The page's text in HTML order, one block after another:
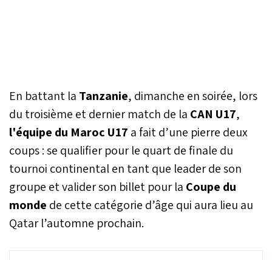
En battant la Tanzanie, dimanche en soirée, lors
du troisième et dernier match de la CAN U17,
l'équipe du Maroc U17 a fait d’une pierre deux
coups : se qualifier pour le quart de finale du
tournoi continental en tant que leader de son
groupe et valider son billet pour la Coupe du
monde de cette catégorie d’âge qui aura lieu au
Qatar l’automne prochain.